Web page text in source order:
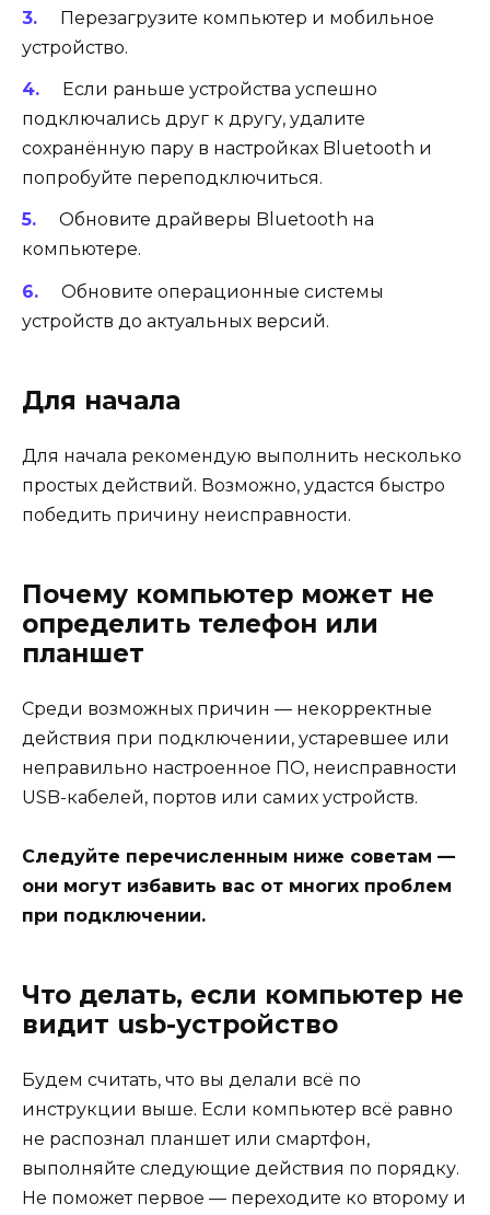
Перезагрузите компьютер и мобильное
устройство.
Если раньше устройства успешно
подключались друг к другу, удалите
сохранённую пару в настройках Bluetooth и
попробуйте переподключиться.
Обновите драйверы Bluetooth на
компьютере.
Обновите операционные системы
устройств до актуальных версий.
Для начала
Для начала рекомендую выполнить несколько
простых действий. Возможно, удастся быстро
победить причину неисправности.
Почему компьютер может не
определить телефон или
планшет
Среди возможных причин — некорректные
действия при подключении, устаревшее или
неправильно настроенное ПО, неисправности
USB-кабелей, портов или самих устройств.
Следуйте перечисленным ниже советам —
они могут избавить вас от многих проблем
при подключении.
Что делать, если компьютер не
видит usb-устройство
Будем считать, что вы делали всё по
инструкции выше. Если компьютер всё равно
не распознал планшет или смартфон,
выполняйте следующие действия по порядку.
Не поможет первое — переходите ко второму и